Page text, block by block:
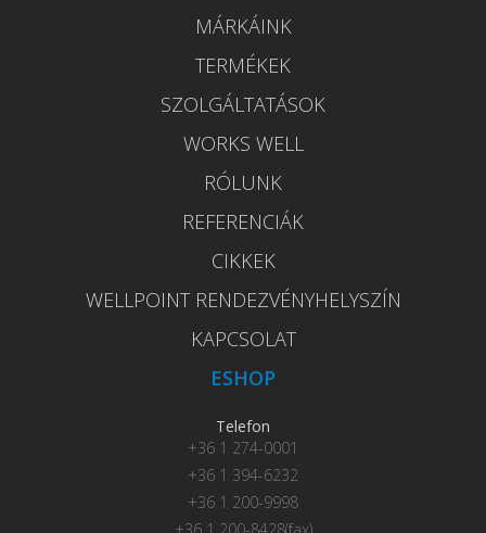
MÁRKÁINK
TERMÉKEK
SZOLGÁLTATÁSOK
WORKS WELL
RÓLUNK
REFERENCIÁK
CIKKEK
WELLPOINT RENDEZVÉNYHELYSZÍN
KAPCSOLAT
ESHOP
Telefon
+36 1 274-0001
+36 1 394-6232
+36 1 200-9998